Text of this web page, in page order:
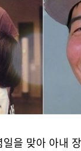
을 맞아 아내